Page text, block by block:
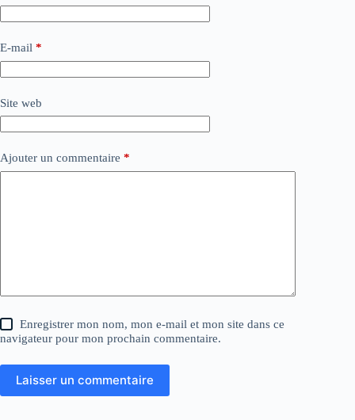
E-mail *
Site web
Ajouter un commentaire *
Enregistrer mon nom, mon e-mail et mon site dans ce
navigateur pour mon prochain commentaire.
Laisser un commentaire